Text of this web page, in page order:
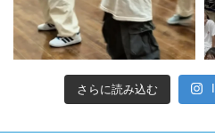
さらに読み込む